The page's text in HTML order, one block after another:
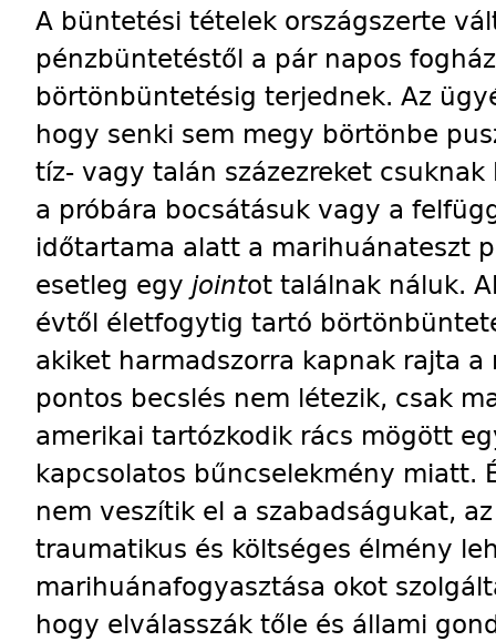
A büntetési tételek országszerte
pénzbüntetéstől a pár napos
börtönbüntetésig terjednek. Az
hogy senki sem megy börtönbe
tíz- vagy talán százezreket
a próbára bocsátásuk vagy a
időtartama alatt a marihuánateszt
esetleg egy jointot találnak náluk.
évtől életfogytig tartó
akiket harmadszorra kapnak rajta
pontos becslés nem létezik, csak
amerikai tartózkodik rács mögött
kapcsolatos bűncselekmény miatt.
nem veszítik el a szabadságukat,
traumatikus és költséges élmény
marihuánafogyasztása okot
hogy elválasszák tőle és állami